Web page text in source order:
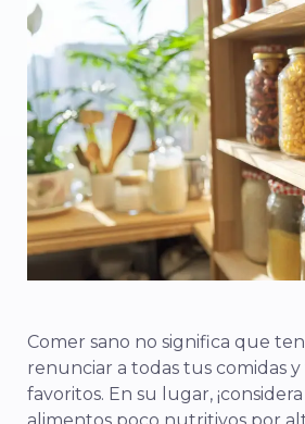
Comer sano no significa que
renunciar a todas tus comidas
favoritos. En su lugar,